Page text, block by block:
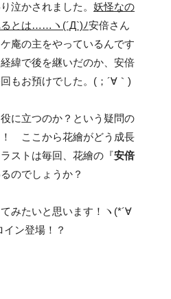
泣かされました。 妖怪なの
るとは……ヽ(´Д`)ﾉ安倍さん
庵の主をやっているんです
緯で後を継いだのか、安倍
もお預けでした。(；´∀｀)
に立つのか？という疑問の
ここから花繪がどう成長
ストは毎回、花繪の『安倍
のでしょうか？
みたいと思います！ヽ(*´∀
ン登場！？